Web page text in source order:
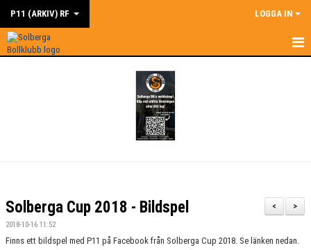
P11 (ARKIV) RF LOGGA IN
TRUPPEN
>
<
Solberga Cup 2018 - Bildspel
2018-10-16 11:52
Finns ett bildspel med P11 på Facebook från Solberga Cup 2018. Se länken nedan.